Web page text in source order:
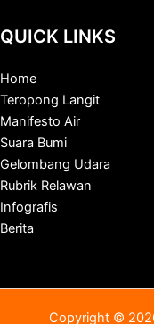
QUICK LINKS
Home
Teropong Langit
Manifesto Air
Suara Bumi
Gelombang Udara
Rubrik Relawan
Infografis
Berita
Copyright ©